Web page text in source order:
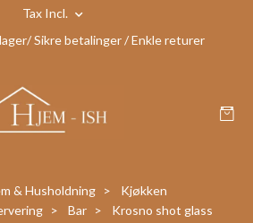
Tax Incl.
Sikre betalinger / Enkle returer
& Husholdning
Kjøkken
Bar Krosno shot glass